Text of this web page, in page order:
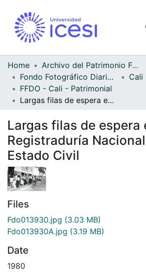
Home
Archivo del Patrimonio Fotográfico y Fílmico del Valle del Cauca
Fondo Fotográfico Diario Occidente
Cali
FFDO - Cali - Patrimonial
Largas filas de espera en la Registraduría Nacional del Estado Civil
Largas filas de espera
Registraduría
Estado Civil
Files
Fdo013930.jpg (3.03 MB)
Fdo013930A.jpg (3.19 MB)
Date
1980